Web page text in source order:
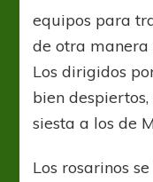
equipos para
de otra
Los dirigidos
bien
siesta a los de
Los rosarinos